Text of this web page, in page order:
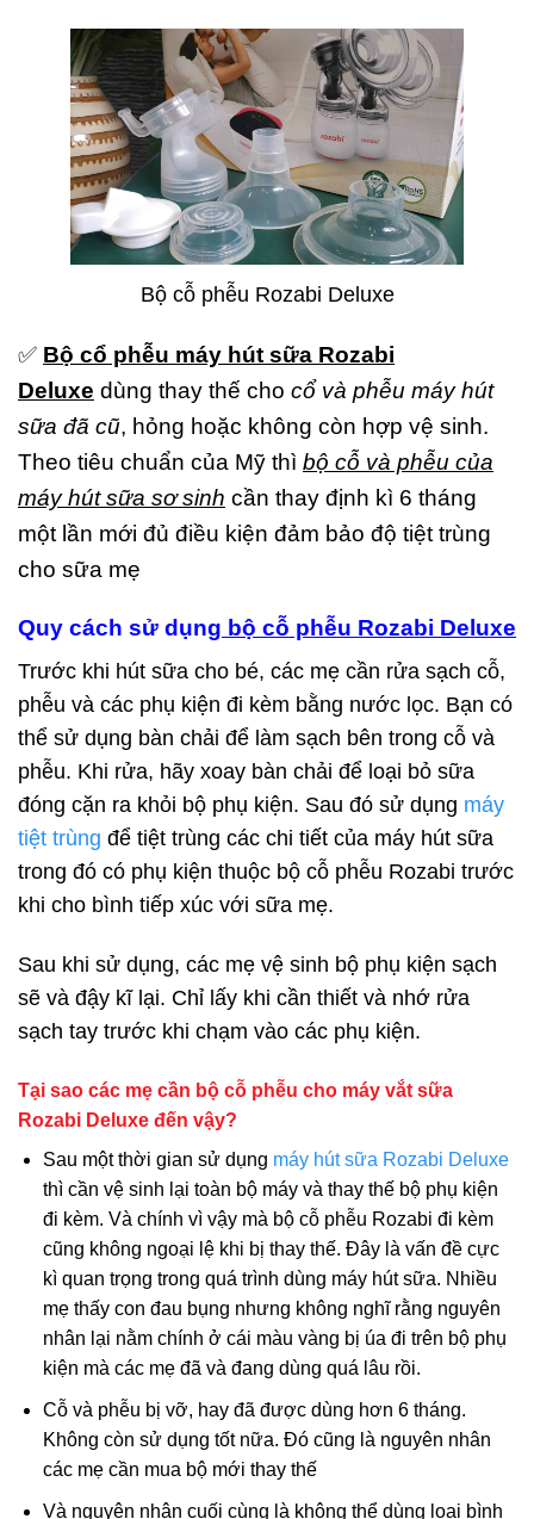
Bộ cỗ phễu Rozabi Deluxe
✅ Bộ cổ phễu máy hút sữa Rozabi
Deluxe dùng thay thế cho cổ và phễu máy hút
sữa đã cũ, hỏng hoặc không còn hợp vệ sinh.
Theo tiêu chuẩn của Mỹ thì bộ cỗ và phễu của
máy hút sữa sơ sinh cần thay định kì 6 tháng
một lần mới đủ điều kiện đảm bảo độ tiệt trùng
cho sữa mẹ
Quy cách sử dụng bộ cỗ phễu Rozabi Deluxe
Trước khi hút sữa cho bé, các mẹ cần rửa sạch cỗ,
phễu và các phụ kiện đi kèm bằng nước lọc. Bạn có
thể sử dụng bàn chải để làm sạch bên trong cỗ và
phễu. Khi rửa, hãy xoay bàn chải để loại bỏ sữa
đóng cặn ra khỏi bộ phụ kiện. Sau đó sử dụng máy
tiệt trùng để tiệt trùng các chi tiết của máy hút sữa
trong đó có phụ kiện thuộc bộ cỗ phễu Rozabi trước
khi cho bình tiếp xúc với sữa mẹ.
Sau khi sử dụng, các mẹ vệ sinh bộ phụ kiện sạch
sẽ và đậy kĩ lại. Chỉ lấy khi cần thiết và nhớ rửa
sạch tay trước khi chạm vào các phụ kiện.
Tại sao các mẹ cần bộ cỗ phễu cho máy vắt sữa
Rozabi Deluxe đến vậy?
Sau một thời gian sử dụng máy hút sữa Rozabi Deluxe
thì cần vệ sinh lại toàn bộ máy và thay thế bộ phụ kiện
đi kèm. Và chính vì vậy mà bộ cỗ phễu Rozabi đi kèm
cũng không ngoại lệ khi bị thay thế. Đây là vấn đề cực
kì quan trọng trong quá trình dùng máy hút sữa. Nhiều
mẹ thấy con đau bụng nhưng không nghĩ rằng nguyên
nhân lại nằm chính ở cái màu vàng bị úa đi trên bộ phụ
kiện mà các mẹ đã và đang dùng quá lâu rồi.
Cỗ và phễu bị vỡ, hay đã được dùng hơn 6 tháng.
Không còn sử dụng tốt nữa. Đó cũng là nguyên nhân
các mẹ cần mua bộ mới thay thế
Và nguyên nhân cuối cùng là không thể dùng loại bình